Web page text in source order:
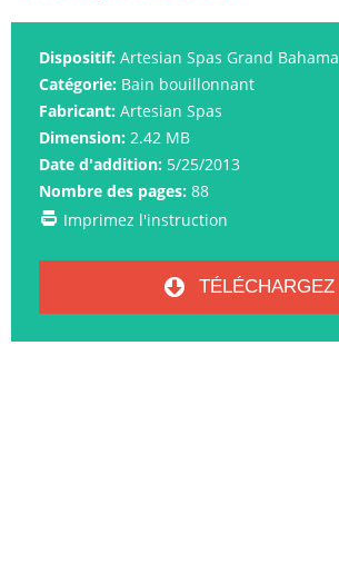
Dispositif: Artesian Spas Grand Bahama
Catégorie: Bain bouillonnant
Fabricant: Artesian Spas
Dimension: 2.42 MB
Date d'addition: 5/25/2013
Nombre des pages: 88
Imprimez l'instruction
TÉLÉCHARGEZ